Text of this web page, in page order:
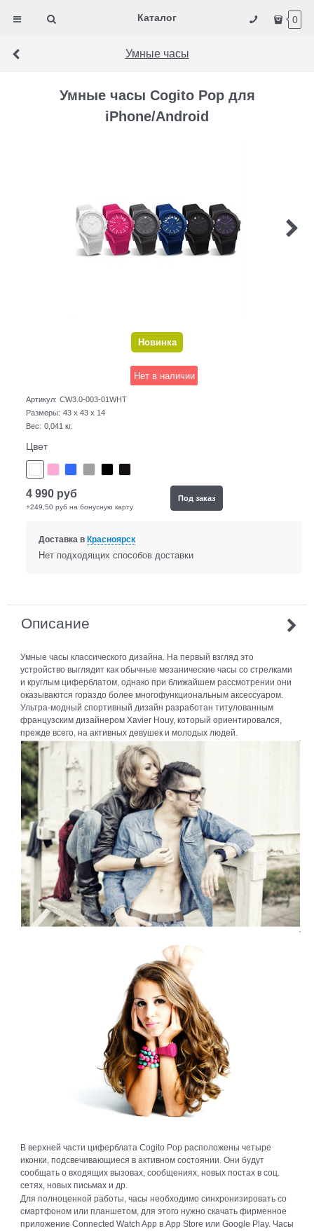
Каталог 0
Умные часы
Умные часы Cogito Pop для
iPhone/Android
Новинка
Нет в наличии
Артикул: CW3.0-003-01WHT
Размеры: 43 x 43 x 14
Вес: 0,041 кг.
Цвет
4 990 руб
+249,50 руб на бонусную карту
Под заказ
Доставка в Красноярск
Нет подходящих способов доставки
Описание
Умные часы классического дизайна. На первый взгляд это
устройство выглядит как обычные мезанические часы со стрелками
и круглым циферблатом, однако при ближайшем рассмотрении они
оказываются гораздо более многофункциональным аксессуаром.
Ультра-модный спортивный дизайн разработан титулованным
французским дизайнером Xavier Houy, который ориентировался,
прежде всего, на активных девушек и молодых людей.
В верхней части циферблата Cogito Pop расположены четыре
иконки, подсвечивающиеся в активном состоянии. Они будут
сообщать о входящих вызовах, сообщениях, новых постах в соц.
сетях, новых письмах и др.
Для полноценной работы, часы необходимо синхронизировать со
смартфоном или планшетом, для этого нужно скачать фирменное
приложение Connected Watch App в App Store или Google Play. Часы